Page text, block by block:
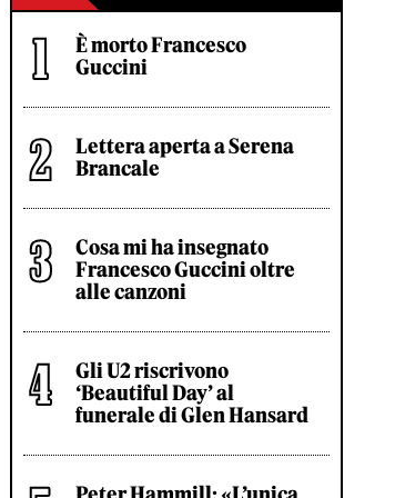
È morto Francesco
Guccini
Lettera aperta a Serena
Brancale
Cosa mi ha insegnato
Francesco Guccini oltre
alle canzoni
Gli U2 riscrivono
‘Beautiful Day’ al
funerale di Glen Hansard